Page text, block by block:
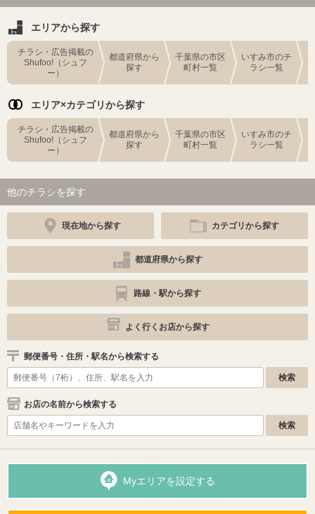
エリアから探す
チラシ・広告掲載の
Shufoo!（シュフ
ー）
都道府県から
探す
千葉県の市区
町村一覧
いすみ市のチ
ラシ一覧
エリア×カテゴリから探す
チラシ・広告掲載の
Shufoo!（シュフ
ー）
都道府県から
探す
千葉県の市区
町村一覧
いすみ市のチ
ラシ一覧
他のチラシを探す
現在地から探す カテゴリから探す
都道府県から探す
路線・駅から探す
よく行くお店から探す
郵便番号・住所・駅名から検索する
お店の名前から検索する
Myエリアを設定する